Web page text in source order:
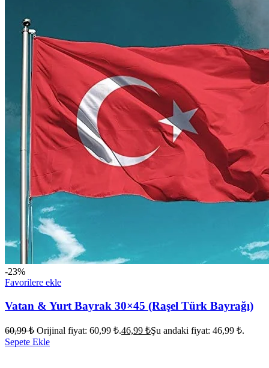
-23%
Favorilere ekle
Vatan & Yurt Bayrak 30×45 (Raşel Türk Bayrağı)
60,99₺ Orijinal fiyat: 60,99 ₺.46,99 ₺Şu andaki fiyat: 46,99 ₺.
Sepete Ekle